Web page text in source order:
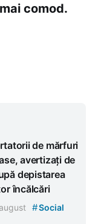
comod.
de mărfuri
avertizați de
depistarea
încălcări
#Social